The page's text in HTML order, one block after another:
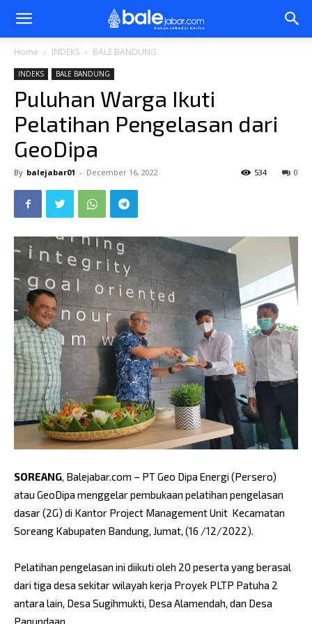
Bale
Jabar
Home INDEKS BALE BANDUNG
INDEKS BALE BANDUNG
Puluhan Warga Ikuti
Pelatihan Pengelasan dari
GeoDipa
By balejabar01 - December 16, 2022 0
534
SOREANG, Balejabar.com – PT Geo Dipa Energi (Persero)
atau GeoDipa menggelar pembukaan pelatihan pengelasan
dasar (2G) di Kantor Project Management Unit Kecamatan
Soreang Kabupaten Bandung, Jumat, (16 /12/2022).
Pelatihan pengelasan ini diikuti oleh 20 peserta yang berasal
dari tiga desa sekitar wilayah kerja Proyek PLTP Patuha 2
antara lain, Desa Sugihmukti, Desa Alamendah, dan Desa
Panundaan.